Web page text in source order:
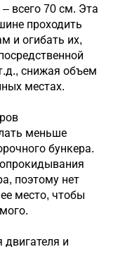
всего 70 см. Эта
проходить
и огибать их,
снижая объем
местах.
меньше
бункера.
поэтому нет
место, чтобы
и